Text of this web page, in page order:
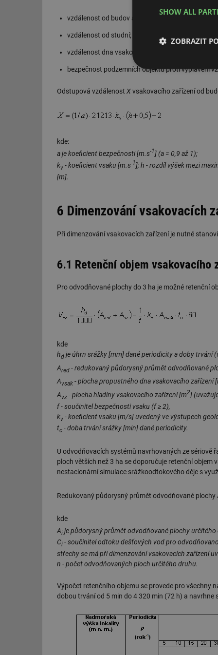
vzdálenost od budov a hranic pozemků;
vzdálenost od studní;
vzdálenost dna vsakovacího zařízení od hladiny
bezpečnost podzemních objektů proti vyplavení
Odstupová vzdálenost Xvsakovacího zařízení od
kde:
a je koeficient bezpečnosti [m.s-1 ] (a = 0,9 až 1);
kv - koeficient vsaku [m.s-1]; h - rozdíl výšek mezi
[m].
6 Dimenzování vsakovacích
Při dimenzování vsakovacích zařízení je nutné
6.1 Retenční objem vsakovacího
Pro odvodňované plochy do 3 ha je možné retenční
kde
hd je úhrn srážky [mm] dané periodicity a doby trvání
Ared - redukovaný půdorysný průmět odvodňované
Avsak - plocha propustného dna vsakovacího zařízení
Avz - plocha hladiny vsakovacího zařízení [m2]
f - součinitel bezpečnosti vsaku (f ≥ 2),
kv - koeficient vsaku [m/s] uvedený ve výstupech
tc - doba trvání srážky [min] dané periodicity.
U odvodňovacích systémů navrhovaných ze sériově
ploch větších než 3 ha se doporučuje retenční
nestacionární simulace srážkoodtokového děje s
Redukovaný půdorysný průmět odvodňované plochy
kde
Ai je půdorysný průmět odvodňované plochy určitého
Ci - součinitel odtoku dešťových vod pro
střechy se má při dimenzování vsakovacích zařízení
n - počet odvodňovaných ploch určitého druhu.
Výpočet retenčního objemu se provede pro všechny
dobou trvání od 5 min do 4 320 min (72 h) a navrhne
SHOW ALL
ZOBRAZIT
Nezbytně
Nezbytně nutné
g_state
g_csrf_token
id
id
_hjFirstSeen
id
id
_dc_gtm_UA-